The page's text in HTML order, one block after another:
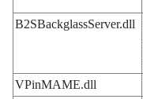
B2SBackglassServer.dll
VPinMAME.dll